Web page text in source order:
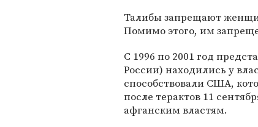
Талибы запрещают
Помимо этого, им
С 1996 по 2001 год
России) находились у
способствовали США,
после терактов 11
афганским властям.